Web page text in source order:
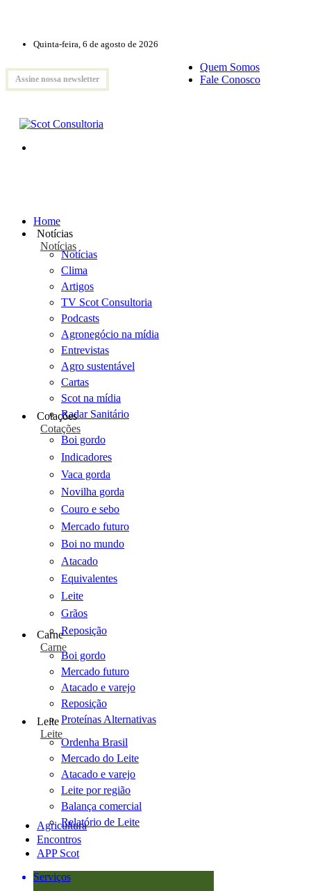
Quinta-feira, 6 de agosto de 2026
Assine nossa newsletter
Quem Somos
Fale Conosco
Home
Notícias
Notícias
Notícias
Clima
Artigos
TV Scot Consultoria
Podcasts
Agronegócio na mídia
Entrevistas
Agro sustentável
Cartas
Scot na mídia
Radar Sanitário
Cotações
Cotações
Boi gordo
Indicadores
Vaca gorda
Novilha gorda
Couro e sebo
Mercado futuro
Boi no mundo
Atacado
Equivalentes
Leite
Grãos
Reposição
Carne
Carne
Boi gordo
Mercado futuro
Atacado e varejo
Reposição
Proteínas Alternativas
Leite
Leite
Ordenha Brasil
Mercado do Leite
Atacado e varejo
Leite por região
Balança comercial
Relatório de Leite
Agricultura
Encontros
APP Scot
Serviços